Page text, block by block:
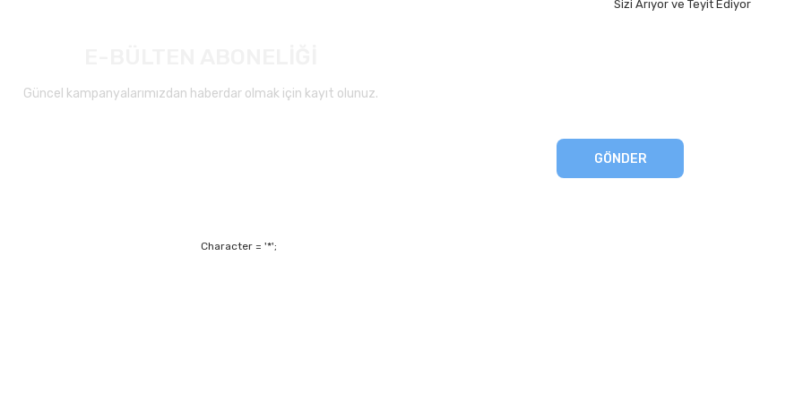
Sizi Arıyor ve Teyit Ediyor
Güncel kampanyalarımızdan haberdar olmak için kayıt olunuz.
GÖNDER
Character = '*';